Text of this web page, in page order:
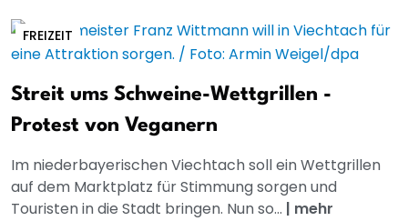
FREIZEIT
Streit ums Schweine-Wettgrillen -
Protest von Veganern
Im niederbayerischen Viechtach soll ein Wettgrillen
auf dem Marktplatz für Stimmung sorgen und
Touristen in die Stadt bringen. Nun so... | mehr